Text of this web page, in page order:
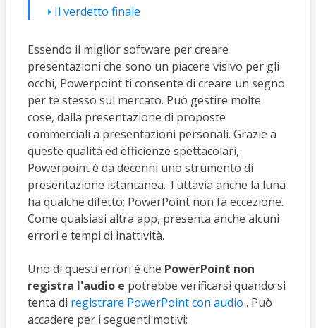
Il verdetto finale
Essendo il miglior software per creare
presentazioni che sono un piacere visivo per gli
occhi, Powerpoint ti consente di creare un segno
per te stesso sul mercato. Può gestire molte
cose, dalla presentazione di proposte
commerciali a presentazioni personali. Grazie a
queste qualità ed efficienze spettacolari,
Powerpoint è da decenni uno strumento di
presentazione istantanea. Tuttavia anche la luna
ha qualche difetto; PowerPoint non fa eccezione.
Come qualsiasi altra app, presenta anche alcuni
errori e tempi di inattività.
Uno di questi errori è che PowerPoint non
registra l'audio e potrebbe verificarsi quando si
tenta di registrare PowerPoint con audio . Può
accadere per i seguenti motivi: